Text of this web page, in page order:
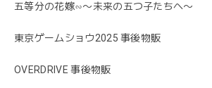
五等分の花嫁∽〜未来の五つ子たちへ〜
東京ゲームショウ2025 事後物販
OVERDRIVE 事後物販